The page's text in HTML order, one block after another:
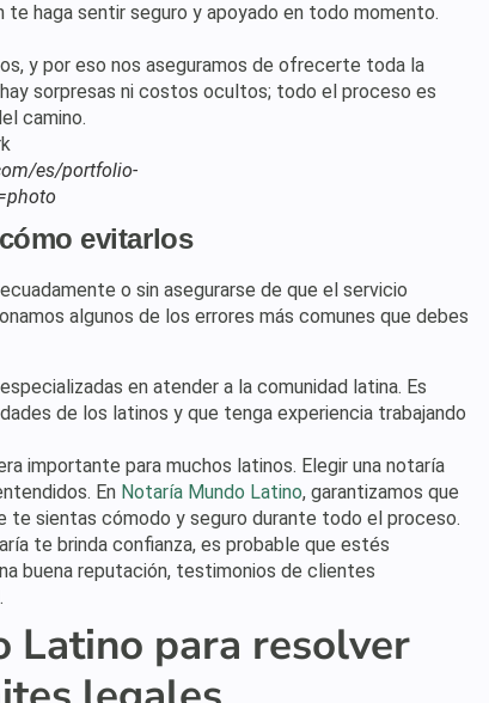
haga sentir seguro y apoyado en todo momento.
y por eso nos aseguramos de ofrecerte toda la
sorpresas ni costos ocultos; todo el proceso es
camino.
es/portfolio-
evitarlos
o sin asegurarse de que el servicio
algunos de los errores más comunes que debes
en atender a la comunidad latina. Es
de los latinos y que tenga experiencia trabajando
importante para muchos latinos. Elegir una notaría
En Notaría Mundo Latino, garantizamos que
te sientas cómodo y seguro durante todo el proceso.
te brinda confianza, es probable que estés
buena reputación, testimonios de clientes
Latino para resolver